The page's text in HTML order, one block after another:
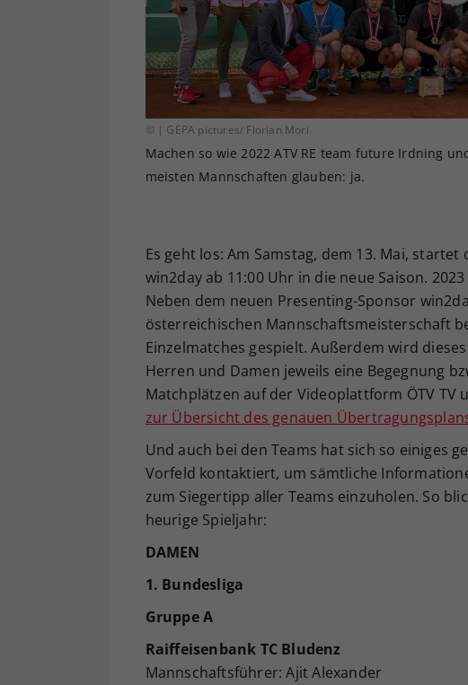
© | GEPA pictures/ Florian Mori
Machen so wie 2022 ATV RE team future Irdning
meisten Mannschaften glauben: ja.
Es geht los: Am Samstag, dem 13. Mai,
win2day ab 11:00 Uhr in die neue Saison.
Neben dem neuen Presenting-Sponsor
österreichischen Mannschaftsmeisterschaft
Einzelmatches gespielt. Außerdem wird
Herren und Damen jeweils eine Begegnung
Matchplätzen auf der Videoplattform ÖTV TV
zur Übersicht des genauen
Und auch bei den Teams hat sich so einiges
Vorfeld kontaktiert, um sämtliche
zum Siegertipp aller Teams einzuholen. So
heurige Spieljahr:
DAMEN
1. Bundesliga
Gruppe A
Raiffeisenbank TC Bludenz
Mannschaftsführer: Ajit Alexander